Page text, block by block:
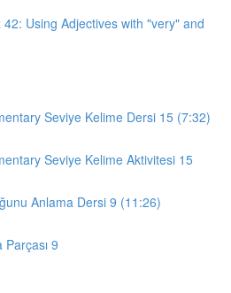
Using Adjectives with "very" and
Seviye Kelime Dersi 15 (7:32)
Seviye Kelime Aktivitesi 15
Anlama Dersi 9 (11:26)
9